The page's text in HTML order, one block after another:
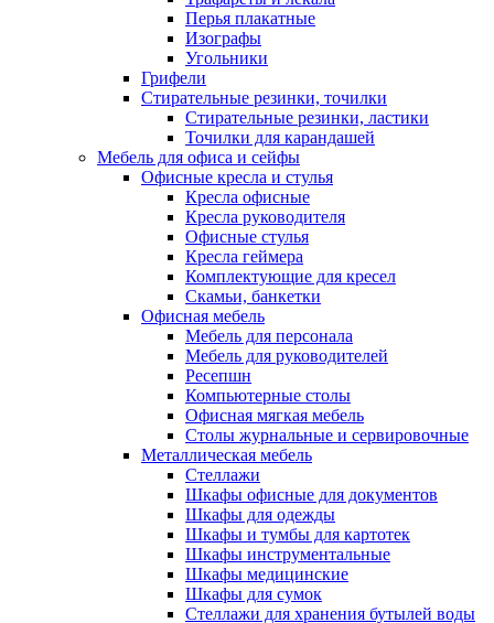
Перья плакатные
Изографы
Угольники
Грифели
Стирательные резинки, точилки
Стирательные резинки, ластики
Точилки для карандашей
Мебель для офиса и сейфы
Офисные кресла и стулья
Кресла офисные
Кресла руководителя
Офисные стулья
Кресла геймера
Комплектующие для кресел
Скамьи, банкетки
Офисная мебель
Мебель для персонала
Мебель для руководителей
Ресепшн
Компьютерные столы
Офисная мягкая мебель
Столы журнальные и сервировочные
Металлическая мебель
Стеллажи
Шкафы офисные для документов
Шкафы для одежды
Шкафы и тумбы для картотек
Шкафы инструментальные
Шкафы медицинские
Шкафы для сумок
Стеллажи для хранения бутылей воды